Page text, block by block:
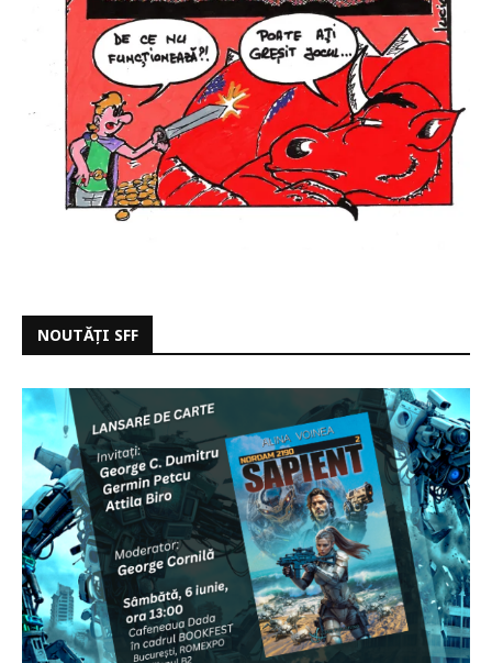
NOUTĂȚI SFF